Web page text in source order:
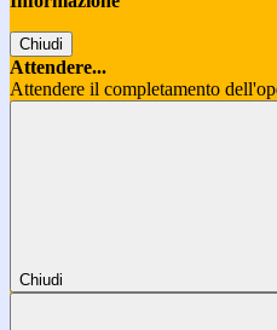
Chiudi
Attendere...
Attendere il completamento
Chiudi